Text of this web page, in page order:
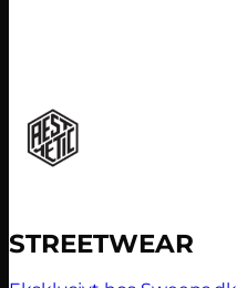
STREETWEAR